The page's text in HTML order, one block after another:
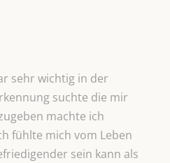
sehr wichtig in der
suchte die mir
machte ich
fühlte mich vom Leben
sein kann als